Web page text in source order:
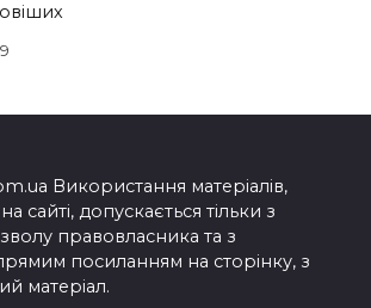
Використання матеріалів,
сайті, допускається тільки з
правовласника та з
посиланням на сторінку, з
матеріал.